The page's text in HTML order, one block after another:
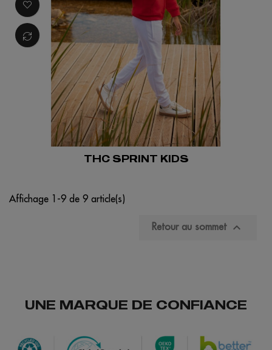
THC SPRINT KIDS
Affichage 1-9 de 9 article(s)
Retour au sommet 
UNE MARQUE DE CONFIANCE